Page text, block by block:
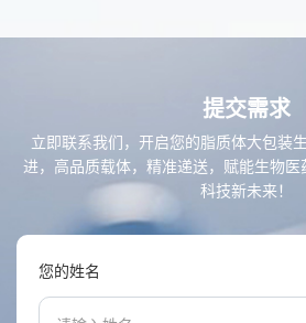
提交需求
立即联系我们，开启您的脂质体大包装
进，高品质载体，精准递送，赋能生物
科技新未来！
您的姓名